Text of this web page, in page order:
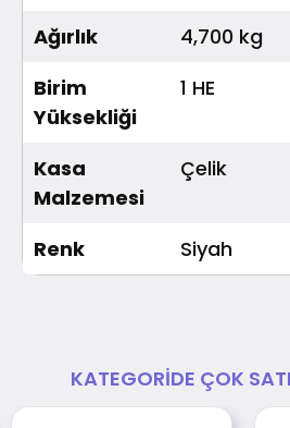
Ağırlık
4,700 kg
Birim
Yüksekliği
1 HE
Kasa
Malzemesi
Çelik
Renk Siyah
KATEGORIDE ÇOK